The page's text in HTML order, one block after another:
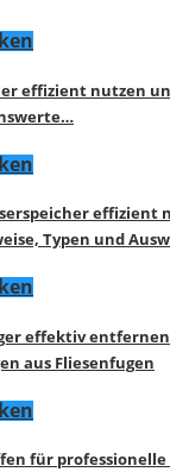
effizient nutzen
effizient
Typen und
effektiv
aus Fliesenfugen
für professionelle